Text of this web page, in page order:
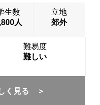
生数
人
立地
郊外
難易度
難しい
く見る ＞